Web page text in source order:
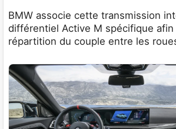
BMW associe cette transmission
différentiel Active M spécifique
répartition du couple entre les